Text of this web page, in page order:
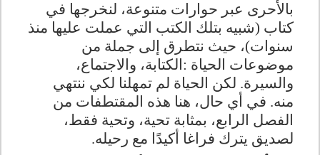
بالأحرى عبر حوارات متنوعة، لنخرجها في
كتاب (شبيه بتلك الكتب التي عملت عليها منذ
سنوات)، حيث نتطرق إلى جملة من
موضوعات الحياة : الكتابة، والاجتماع،
والسيرة. لكن الحياة لم تمهلنا لكي ننتهي
منه. في أي حال، هنا هذه المقتطفات من
الفصل الرابع، بمثابة تحية، وتحية فقط،
لصديق يترك فراغا أكيدًا مع رحيله.